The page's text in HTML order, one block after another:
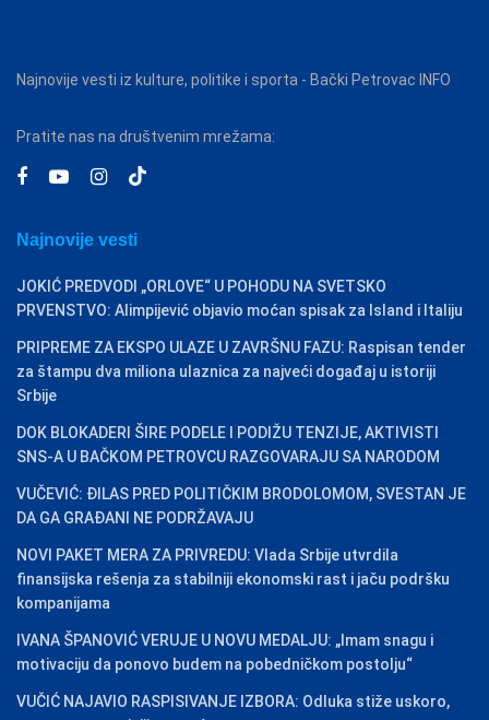
Najnovije vesti iz kulture, politike i sporta - Bački Petrovac INFO
Pratite nas na društvenim mrežama:
Najnovije vesti
JOKIĆ PREDVODI „ORLOVE“ U POHODU NA SVETSKO
PRVENSTVO: Alimpijević objavio moćan spisak za Island i Italiju
PRIPREME ZA EKSPO ULAZE U ZAVRŠNU FAZU: Raspisan tender
za štampu dva miliona ulaznica za najveći događaj u istoriji
Srbije
DOK BLOKADERI ŠIRE PODELE I PODIŽU TENZIJE, AKTIVISTI
SNS-A U BAČKOM PETROVCU RAZGOVARAJU SA NARODOM
VUČEVIĆ: ĐILAS PRED POLITIČKIM BRODOLOMOM, SVESTAN JE
DA GA GRAĐANI NE PODRŽAVAJU
NOVI PAKET MERA ZA PRIVREDU: Vlada Srbije utvrdila
finansijska rešenja za stabilniji ekonomski rast i jaču podršku
kompanijama
IVANA ŠPANOVIĆ VERUJE U NOVU MEDALJU: „Imam snagu i
motivaciju da ponovo budem na pobedničkom postolju“
VUČIĆ NAJAVIO RASPISIVANJE IZBORA: Odluka stiže uskoro,